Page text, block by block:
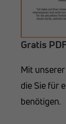
Gratis
Mit
die Sie für
benötigen.